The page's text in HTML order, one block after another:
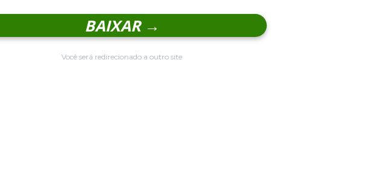
BAIXAR →
Você será redirecionado a outro site